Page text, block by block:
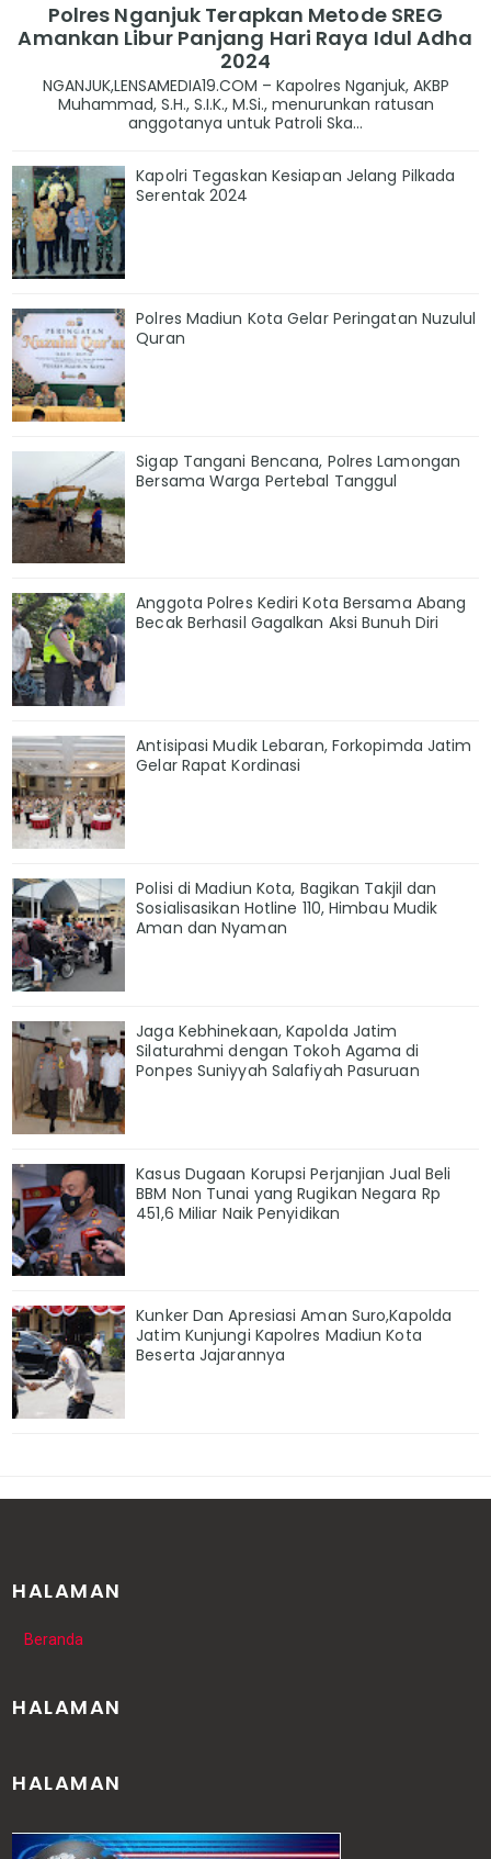
Polres Nganjuk Terapkan Metode SREG
Amankan Libur Panjang Hari Raya Idul Adha
2024
NGANJUK,LENSAMEDIA19.COM – Kapolres Nganjuk, AKBP
Muhammad, S.H., S.I.K., M.Si., menurunkan ratusan
anggotanya untuk Patroli Ska...
Kapolri Tegaskan Kesiapan Jelang Pilkada
Serentak 2024
Polres Madiun Kota Gelar Peringatan Nuzulul
Quran
Sigap Tangani Bencana, Polres Lamongan
Bersama Warga Pertebal Tanggul
Anggota Polres Kediri Kota Bersama Abang
Becak Berhasil Gagalkan Aksi Bunuh Diri
Antisipasi Mudik Lebaran, Forkopimda Jatim
Gelar Rapat Kordinasi
Polisi di Madiun Kota, Bagikan Takjil dan
Sosialisasikan Hotline 110, Himbau Mudik
Aman dan Nyaman
Jaga Kebhinekaan, Kapolda Jatim
Silaturahmi dengan Tokoh Agama di
Ponpes Suniyyah Salafiyah Pasuruan
Kasus Dugaan Korupsi Perjanjian Jual Beli
BBM Non Tunai yang Rugikan Negara Rp
451,6 Miliar Naik Penyidikan
Kunker Dan Apresiasi Aman Suro,Kapolda
Jatim Kunjungi Kapolres Madiun Kota
Beserta Jajarannya
HALAMAN
Beranda
HALAMAN
HALAMAN